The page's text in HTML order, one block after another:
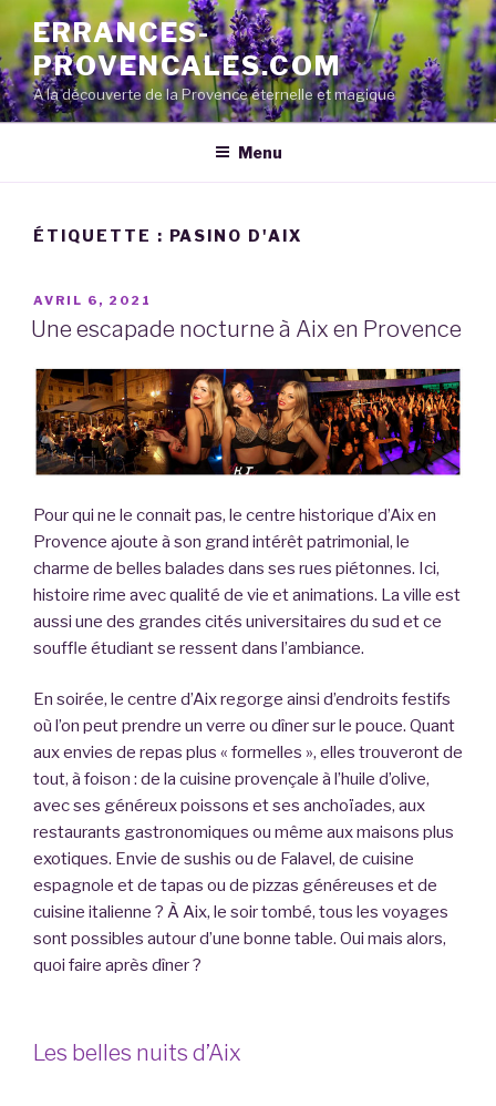
Aller
au
contenu
principal
ERRANCES-
PROVENCALES.COM
A la découverte de la Provence éternelle et magique
Menu
ÉTIQUETTE : PASINO D'AIX
PUBLIÉ
LE
AVRIL 6, 2021
Une escapade nocturne à Aix en Provence
Pour qui ne le connait pas, le centre historique d’Aix en
Provence ajoute à son grand intérêt patrimonial, le
charme de belles balades dans ses rues piétonnes. Ici,
histoire rime avec qualité de vie et animations. La ville est
aussi une des grandes cités universitaires du sud et ce
souffle étudiant se ressent dans l’ambiance.
En soirée, le centre d’Aix regorge ainsi d’endroits festifs
où l’on peut prendre un verre ou dîner sur le pouce. Quant
aux envies de repas plus « formelles », elles trouveront de
tout, à foison : de la cuisine provençale à l’huile d’olive,
avec ses généreux poissons et ses anchoïades, aux
restaurants gastronomiques ou même aux maisons plus
exotiques. Envie de sushis ou de Falavel, de cuisine
espagnole et de tapas ou de pizzas généreuses et de
cuisine italienne ? À Aix, le soir tombé, tous les voyages
sont possibles autour d’une bonne table. Oui mais alors,
quoi faire après dîner ?
Les belles nuits d’Aix